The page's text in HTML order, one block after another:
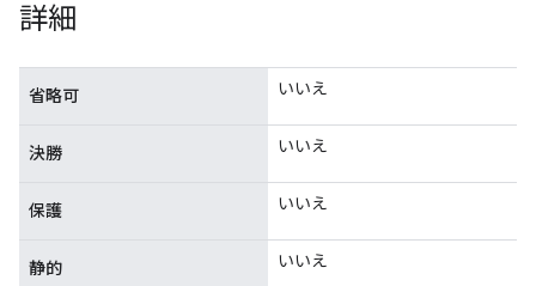
詳細
省略可 いいえ
決勝 いいえ
保護 いいえ
静的 いいえ